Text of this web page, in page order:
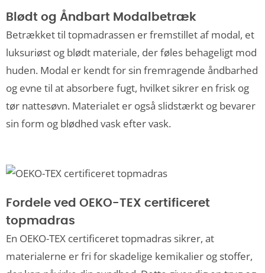
Blødt og Åndbart Modalbetræk
Betrækket til topmadrassen er fremstillet af modal, et
luksuriøst og blødt materiale, der føles behageligt mod
huden. Modal er kendt for sin fremragende åndbarhed
og evne til at absorbere fugt, hvilket sikrer en frisk og
tør nattesøvn. Materialet er også slidstærkt og bevarer
sin form og blødhed vask efter vask.
Fordele ved OEKO-TEX certificeret
topmadras
En OEKO-TEX certificeret topmadras sikrer, at
materialerne er fri for skadelige kemikalier og stoffer,